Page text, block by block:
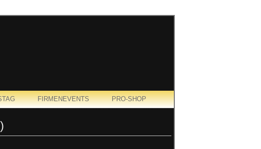
FIRMENEVENTS PRO-SHOP